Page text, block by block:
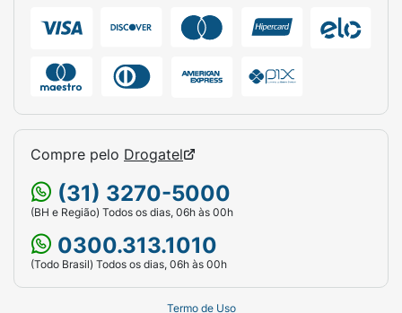
Compre pelo Drogatel
(31) 3270-5000
(BH e Região) Todos os dias, 06h às 00h
0300.313.1010
(Todo Brasil) Todos os dias, 06h às 00h
Termo de Uso